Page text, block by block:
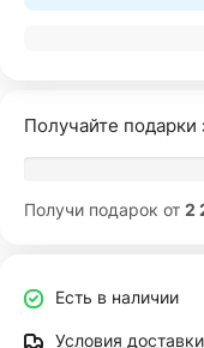
Получайте подарки
Получи подарок от 2
Есть в наличии
Условия доставки